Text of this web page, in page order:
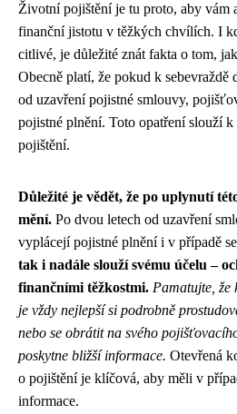
Životní pojištění je tu proto, aby vám
finanční jistotu v těžkých chvílích. I
citlivé, je důležité znát fakta o tom,
Obecně platí, že pokud k
od uzavření pojistné smlouvy,
pojistné plnění. Toto opatření slouží
pojištění.
Důležité je vědět, že po uplynutí
mění. Po dvou letech od uzavření
vyplácejí pojistné plnění i v případě
tak i nadále slouží svému účelu –
finančními těžkostmi. Pamatujte, že
je vždy nejlepší si podrobně
nebo se obrátit na svého
poskytne bližší informace. Otevřená
o pojištění je klíčová, aby měli v
informace.